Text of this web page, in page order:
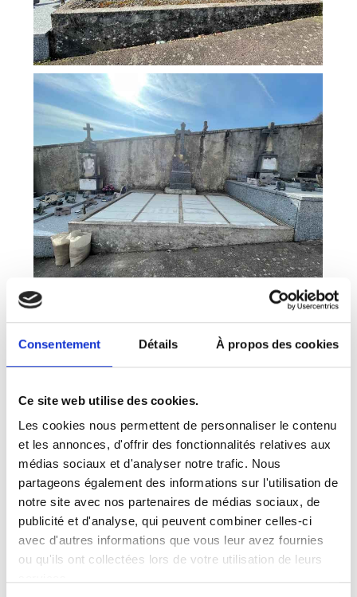
Consentement Détails À propos des cookies
Ce site web utilise des cookies.
Les cookies nous permettent de personnaliser le contenu
et les annonces, d'offrir des fonctionnalités relatives aux
médias sociaux et d'analyser notre trafic. Nous
partageons également des informations sur l'utilisation de
notre site avec nos partenaires de médias sociaux, de
publicité et d'analyse, qui peuvent combiner celles-ci
avec d'autres informations que vous leur avez fournies
ou qu'ils ont collectées lors de votre utilisation de leurs